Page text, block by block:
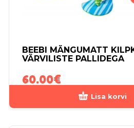
BEEBI MÄNGUMATT
VÄRVILISTE PALLIDEGA
60.00€
Lisa korvi